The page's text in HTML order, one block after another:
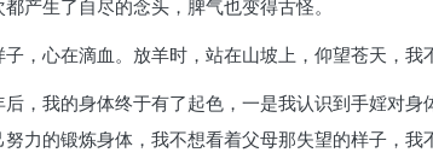
产生了自尽的念头，脾气也变得古怪。
，心在滴血。放羊时，站在山坡上，仰望苍天，
，我的身体终于有了起色，一是我认识到手婬对
力的锻炼身体，我不想看着父母那失望的样子，我